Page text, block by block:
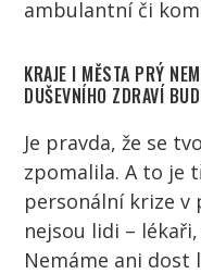
ambulantní či
KRAJE I MĚSTA PRÝ
DUŠEVNÍHO ZDRAVÍ
Je pravda, že se
zpomalila. A to je
personální krize v
nejsou lidi – lékaři,
Nemáme ani dost